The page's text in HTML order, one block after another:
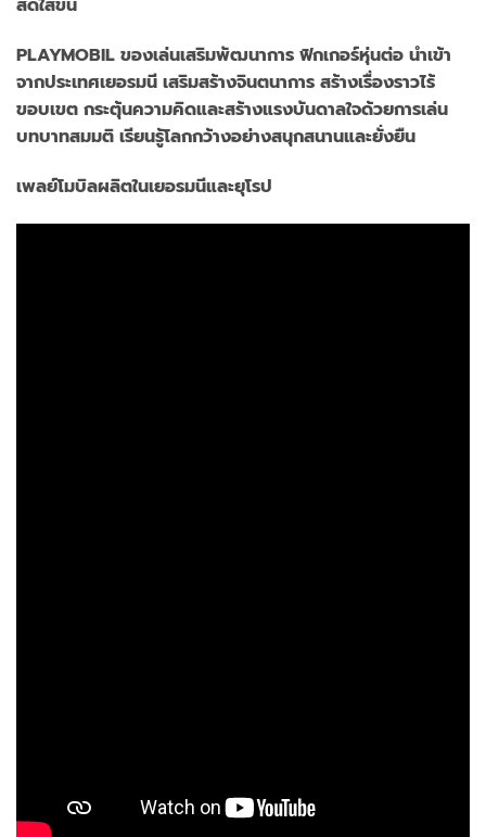
สดใสขึ้น
PLAYMOBIL ของเล่นเสริมพัฒนาการ ฟิกเกอร์หุ่นต่อ นำเข้า
จากประเทศเยอรมนี เสริมสร้างจินตนาการ สร้างเรื่องราวไร้
ขอบเขต กระตุ้นความคิดและสร้างแรงบันดาลใจด้วยการเล่น
บทบาทสมมติ เรียนรู้โลกกว้างอย่างสนุกสนานและยั่งยืน
เพลย์โมบิลผลิตในเยอรมนีและยุโรป